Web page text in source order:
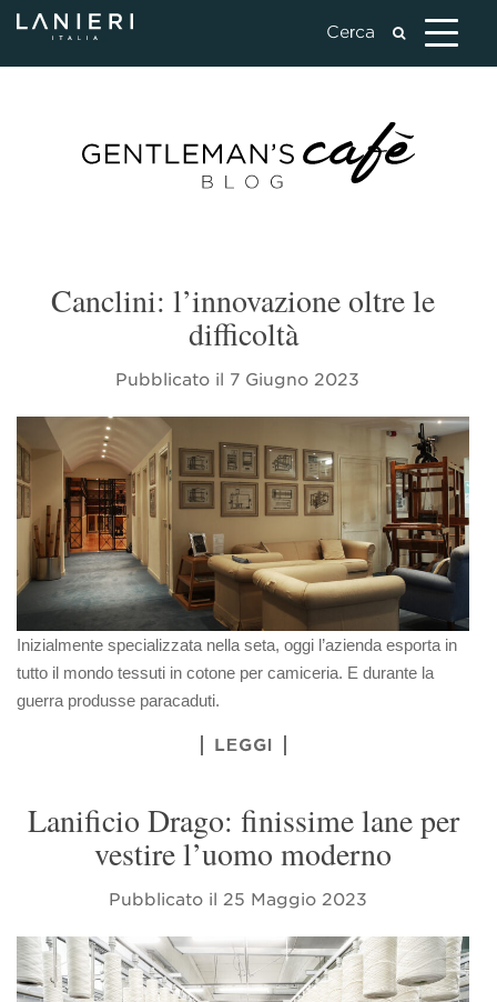
Canclini: l’innovazione oltre le
difficoltà
Pubblicato il 7 Giugno 2023
Inizialmente specializzata nella seta, oggi l’azienda esporta in
tutto il mondo tessuti in cotone per camiceria. E durante la
guerra produsse paracaduti.
LEGGI
Lanificio Drago: finissime lane per
vestire l’uomo moderno
Pubblicato il 25 Maggio 2023